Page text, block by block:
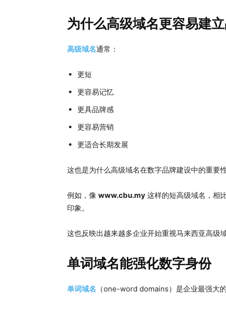
为什么高级域名更容易建
高级域名通常：
更短
更容易记忆
更具品牌感
更容易营销
更适合长期发展
这也是为什么高级域名在数字品牌建设中的重要性
例如，像 www.cbu.my 这样的短高级域名，相
印象。
这也反映出越来越多企业开始重视马来西亚高级域
单词域名能强化数字身份
单词域名 （one-word domains）是企业最强大